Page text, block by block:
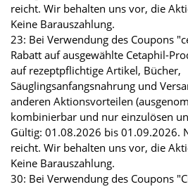
reicht. Wir behalten uns vor, die
Keine Barauszahlung.
23: Bei Verwendung des Coupons
Rabatt auf ausgewählte Cetaphil-
auf rezeptpflichtige Artikel, Bücher,
Säuglingsanfangsnahrung und
anderen Aktionsvorteilen
kombinierbar und nur einzulösen
Gültig: 01.08.2026 bis 01.09.2026.
reicht. Wir behalten uns vor, die
Keine Barauszahlung.
30: Bei Verwendung des Coupons